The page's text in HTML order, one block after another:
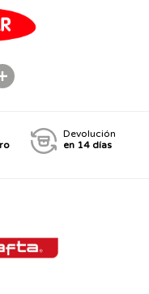
Devolución
en 14 días